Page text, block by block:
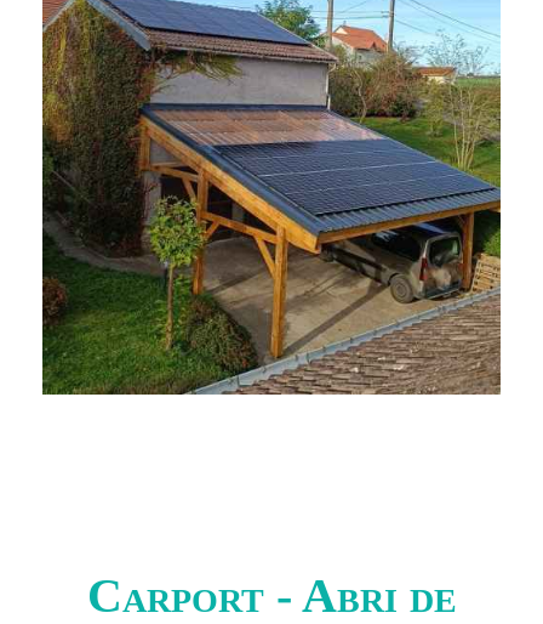
Carport - Abri de